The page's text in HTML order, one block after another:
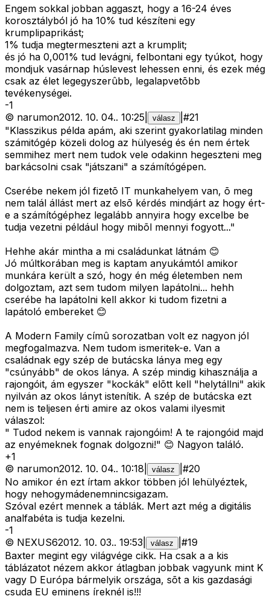
Engem sokkal jobban aggaszt, hogy a 16-24 éves
korosztályból jó ha 10% tud készíteni egy
krumplipaprikást;
1% tudja megtermeszteni azt a krumplit;
és jó ha 0,001% tud levágni, felbontani egy tyúkot, hogy
mondjuk vasárnap húslevest lehessen enni, és ezek még
csak az élet legegyszerûbb, legalapvetõbb
tevékenységei.
-1
© narumon2012. 10. 04.. 10:25 válasz #21
"Klasszikus példa apám, aki szerint gyakorlatilag minden
számitógép közeli dolog az hülyeség és én nem értek
semmihez mert nem tudok vele odakinn hegeszteni meg
barkácsolni csak "játszani" a számítógépen.
Cserébe nekem jól fizetõ IT munkahelyem van, õ meg
nem talál állást mert az elsõ kérdés mindjárt az hogy ért-
e a számítógéphez legalább annyira hogy excelbe be
tudja vezetni például hogy mibõl mennyi fogyott..."
Hehhe akár mintha a mi családunkat látnám 😊
Jó múltkorában meg is kaptam anyukámtól amikor
munkára került a szó, hogy én még életemben nem
dolgoztam, azt sem tudom milyen lapátolni... hehh
cserébe ha lapátolni kell akkor ki tudom fizetni a
lapátoló embereket 😊
A Modern Family címû sorozatban volt ez nagyon jól
megfogalmazva. Nem tudom ismeritek-e. Van a
családnak egy szép de butácska lánya meg egy
"csúnyább" de okos lánya. A szép mindig kihasználja a
rajongóit, ám egyszer "kockák" elõtt kell "helytállni" akik
nyilván az okos lányt istenítik. A szép de butácska ezt
nem is teljesen érti amire az okos valami ilyesmit
válaszol:
" Tudod nekem is vannak rajongóim! A te rajongóid majd
az enyémeknek fognak dolgozni!" 😊 Nagyon találó.
+1
© narumon2012. 10. 04.. 10:18 válasz #20
No amikor én ezt írtam akkor többen jól lehülyéztek,
hogy nehogymádenemnincsigazam.
Szóval ezért mennek a táblák. Mert azt még a digitális
analfabéta is tudja kezelni.
-1
© NEXUS62012. 10. 03.. 19:53 válasz #19
Baxter megint egy világvége cikk. Ha csak a a kis
táblázatot nézem akkor átlagban jobbak vagyunk mint K
vagy D Európa bármelyik országa, sõt a kis gazdasági
csuda EU eminens íreknél is!!!